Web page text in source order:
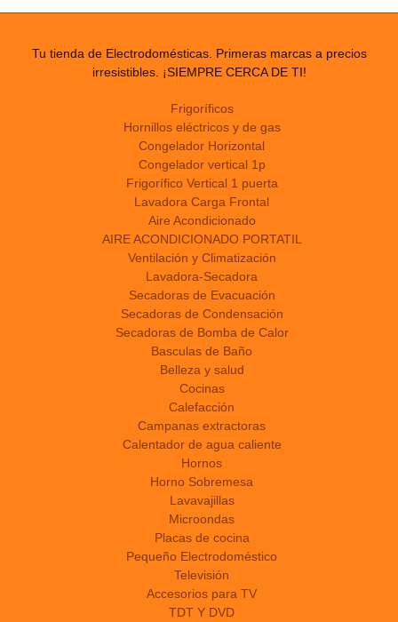
Tu tienda de Electrodomésticas. Primeras marcas a precios
irresistibles. ¡SIEMPRE CERCA DE TI!
Frigoríficos
Hornillos eléctricos y de gas
Congelador Horizontal
Congelador vertical 1p
Frigorífico Vertical 1 puerta
Lavadora Carga Frontal
Aire Acondicionado
AIRE ACONDICIONADO PORTATIL
Ventilación y Climatización
Lavadora-Secadora
Secadoras de Evacuación
Secadoras de Condensación
Secadoras de Bomba de Calor
Basculas de Baño
Belleza y salud
Cocinas
Calefacción
Campanas extractoras
Calentador de agua caliente
Hornos
Horno Sobremesa
Lavavajillas
Microondas
Placas de cocina
Pequeño Electrodoméstico
Televisión
Accesorios para TV
TDT Y DVD